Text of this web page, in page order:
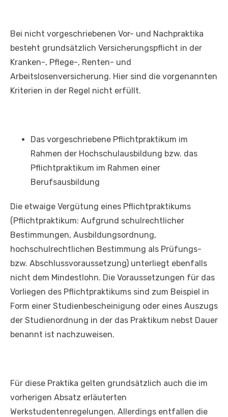
Bei nicht vorgeschriebenen Vor- und Nachpraktika
besteht grundsätzlich Versicherungspflicht in der
Kranken-, Pflege-, Renten- und
Arbeitslosenversicherung. Hier sind die vorgenannten
Kriterien in der Regel nicht erfüllt.
Das vorgeschriebene Pflichtpraktikum im
Rahmen der Hochschulausbildung bzw. das
Pflichtpraktikum im Rahmen einer
Berufsausbildung
Die etwaige Vergütung eines Pflichtpraktikums
(Pflichtpraktikum: Aufgrund schulrechtlicher
Bestimmungen, Ausbildungsordnung,
hochschulrechtlichen Bestimmung als Prüfungs-
bzw. Abschlussvoraussetzung) unterliegt ebenfalls
nicht dem Mindestlohn. Die Voraussetzungen für das
Vorliegen des Pflichtpraktikums sind zum Beispiel in
Form einer Studienbescheinigung oder eines Auszugs
der Studienordnung in der das Praktikum nebst Dauer
benannt ist nachzuweisen.
Für diese Praktika gelten grundsätzlich auch die im
vorherigen Absatz erläuterten
Werkstudentenregelungen. Allerdings entfallen die